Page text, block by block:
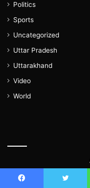
Politics
Sports
Uncategorized
Uttar Pradesh
Uttarakhand
Video
World
M